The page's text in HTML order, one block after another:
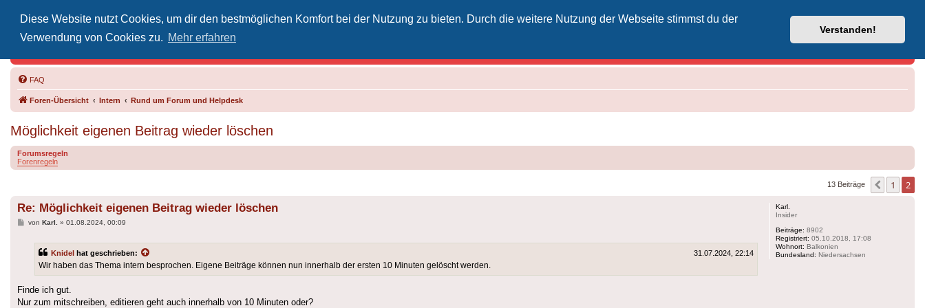
Diese Website nutzt Cookies, um dir den bestmöglichen Komfort bei der Nutzung zu bieten. Durch die weitere Nutzung der Webseite stimmst du der
Verwendung von Cookies zu. Mehr erfahren
Verstanden!
Vodafone-Kabel-Helpdesk
FAQ
Foren-Übersicht Intern Rund um Forum und Helpdesk
Möglichkeit eigenen Beitrag wieder löschen
Forumsregeln
Forenregeln
13 Beiträge 1 2
Karl.
Insider
Beiträge: 8902
Registriert: 05.10.2018, 17:08
Wohnort: Balkonien
Bundesland: Niedersachsen
Re: Möglichkeit eigenen Beitrag wieder löschen
Beitrag
von Karl. » 01.08.2024, 00:09
Knidel hat geschrieben: 31.07.2024, 22:14
Wir haben das Thema intern besprochen. Eigene Beiträge können nun innerhalb der ersten 10 Minuten gelöscht werden.
Finde ich gut.
Nur zum mitschreiben, editieren geht auch innerhalb von 10 Minuten oder?